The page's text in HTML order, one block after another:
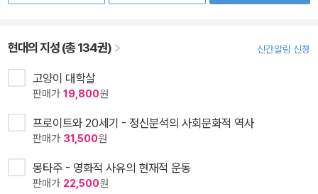
현대의 지성 (총 134권) 신간알림 신청
고양이 대학살
판매가 19,800원
프로이트와 20세기 - 정신분석의 사회문화적 역사
판매가 31,500원
몽타주 - 영화적 사유의 현재적 운동
판매가 22,500원